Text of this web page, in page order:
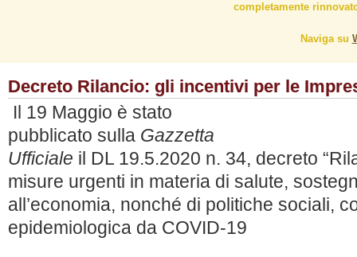
completamente
Naviga su
Decreto Rilancio: gli incentivi per le
Il 19 Maggio è stato
pubblicato sulla Gazzetta
Ufficiale il DL 19.5.2020 n. 34, decreto
misure urgenti in materia di salute,
all’economia, nonché di politiche sociali,
epidemiologica da COVID-19